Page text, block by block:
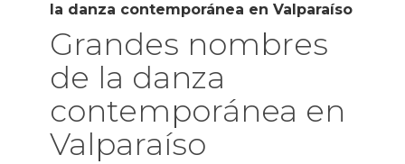
la danza contemporánea en Valparaíso
Grandes nombres
de la danza
contemporánea en
Valparaíso